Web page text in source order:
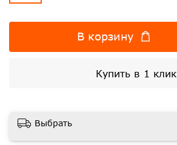
В корзину
Купить в 1 клик
Выбрать